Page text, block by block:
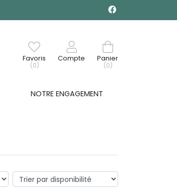
Favoris
(0)
Compte
Panier
(0)
NOTRE ENGAGEMENT